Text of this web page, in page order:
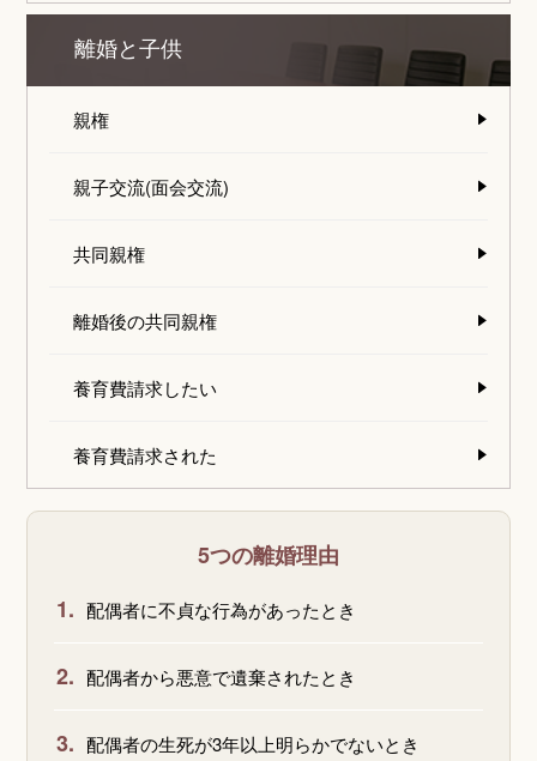
離婚と子供
親権
親子交流(面会交流)
共同親権
離婚後の共同親権
養育費請求したい
養育費請求された
5つの離婚理由
1. 配偶者に不貞な行為があったとき
2. 配偶者から悪意で遺棄されたとき
3. 配偶者の生死が3年以上明らかでないとき